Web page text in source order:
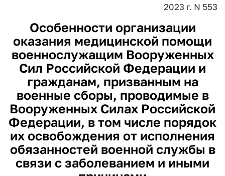
2023 г. N 553
Особенности организации
оказания медицинской помощи
военнослужащим Вооруженных
Сил Российской Федерации и
гражданам, призванным на
военные сборы, проводимые в
Вооруженных Силах Российской
Федерации, в том числе порядок
их освобождения от исполнения
обязанностей военной службы в
связи с заболеванием и иными